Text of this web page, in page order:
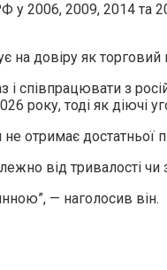
у 2006, 2009, 2014 та
довіру як
співпрацювати з
року, тоді як діючі
не отримає
від тривалості
— наголосив він.